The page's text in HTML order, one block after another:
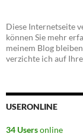
Diese Internetseite
können Sie mehr
meinem Blog
verzichte ich auf
USERONLINE
34 Usersonline